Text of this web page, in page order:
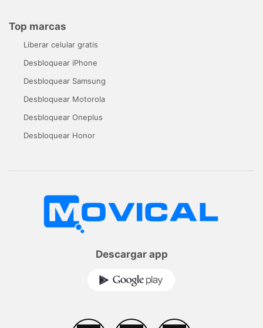
Top marcas
Liberar celular gratis
Desbloquear iPhone
Desbloquear Samsung
Desbloquear Motorola
Desbloquear Oneplus
Desbloquear Honor
Descargar app